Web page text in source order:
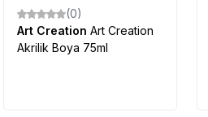
(0)
Art Creation Art Creation
Akrilik Boya 75ml